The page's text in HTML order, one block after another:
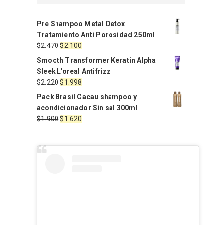
Pre Shampoo Metal Detox
Tratamiento Anti Porosidad 250ml
$2.470El
precio
original
era:
$2.470.
$2.100
precio
actual
es:
$2.100.
Smooth Transformer Keratin Alpha
Sleek L'oreal Antifrizz
$2.220El
precio
original
era:
$2.220.
$1.998
actual
es:
$1.998.
Pack Brasil Cacau shampoo y
acondicionador Sin sal 300ml
$1.900El
$1.620